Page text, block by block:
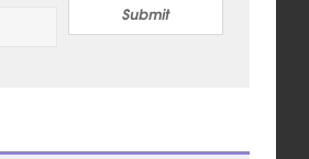
Submit